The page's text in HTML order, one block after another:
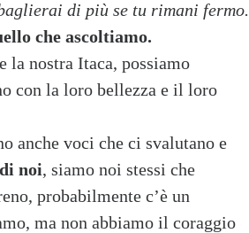
di più se tu rimani fermo.
che ascoltiamo.
la nostra Itaca, possiamo
con la loro bellezza e il loro
anche voci che ci svalutano e
noi, siamo noi stessi che
probabilmente c’è un
ma non abbiamo il coraggio